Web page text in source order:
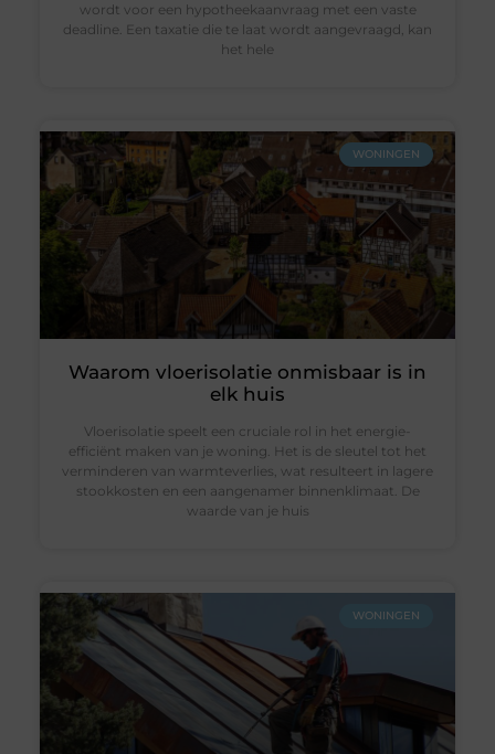
wordt voor een hypotheekaanvraag met een vaste
deadline. Een taxatie die te laat wordt aangevraagd, kan
het hele
WONINGEN
Waarom vloerisolatie onmisbaar is in
elk huis
Vloerisolatie speelt een cruciale rol in het energie-
efficiënt maken van je woning. Het is de sleutel tot het
verminderen van warmteverlies, wat resulteert in lagere
stookkosten en een aangenamer binnenklimaat. De
waarde van je huis
WONINGEN